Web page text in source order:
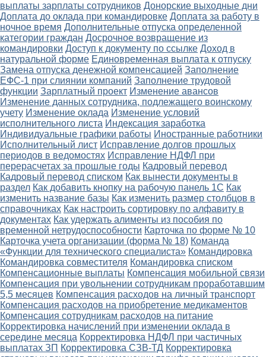
выплаты зарплаты сотрудников Донорские выходные дни
Доплата до оклада при командировке Доплата за работу в
ночное время Дополнительные отпуска определенной
категории граждан Досрочное возвращение из
командировки Доступ к документу по ссылке Доход в
натуральной форме Единовременная выплата к отпуску
Замена отпуска денежной компенсацией Заполнение
ЕФС-1 при слиянии компаний Заполнение трудовой
функции Зарплатный проект Изменение авансов
Изменение данных сотрудника, подлежащего воинскому
учету Изменение оклада Изменение условий
исполнительного листа Индексация заработка
Индивидуальные графики работы Иностранные работники
Исполнительный лист Исправление долгов прошлых
периодов в ведомостях Исправление НДФЛ при
перерасчетах за прошлые годы Кадровый перевод
Кадровый перевод списком Как вынести документы в
раздел Как добавить кнопку на рабочую панель 1С Как
изменить название базы Как изменить размер столбцов в
справочниках Как настроить сортировку по алфавиту в
документах Как удержать алименты из пособия по
временной нетрудоспособности Карточка по форме № 10
Карточка учета организации (форма № 18) Команда
«Функции для технического специалиста» Командировка
Командировка совместителя Командировка списком
Компенсационные выплаты Компенсация мобильной связи
Компенсация при увольнении сотрудникам проработавшим
5,5 месяцев Компенсация расходов на личный транспорт
Компенсация расходов на приобретение медикаментов
Компенсация сотрудникам расходов на питание
Корректировка начислений при изменении оклада в
середине месяца Корректировка НДФЛ при частичных
выплатах ЗП Корректировка СЗВ-ТД Корректировка